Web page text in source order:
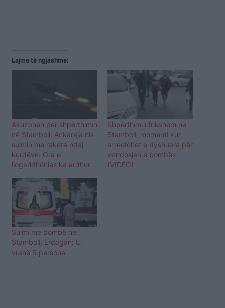
Lajme të ngjashme:
Akuzohen për shpërthimin
në Stamboll, Ankaraja nis
sulmin me raketa ndaj
kurdëve: Ora e
llogaridhënies ka ardhur
Shpërthimi i frikshëm në
Stamboll, momenti kur
arrestohet e dyshuara për
vendosjen e bombës
(VIDEO)
Sulmi me bombë në
Stamboll, Erdogan: U
vranë 6 persona